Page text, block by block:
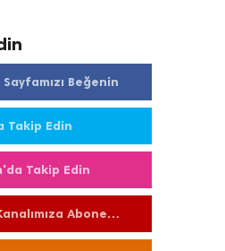
Beğenin
Takip Edin
Takip Edin
Abone